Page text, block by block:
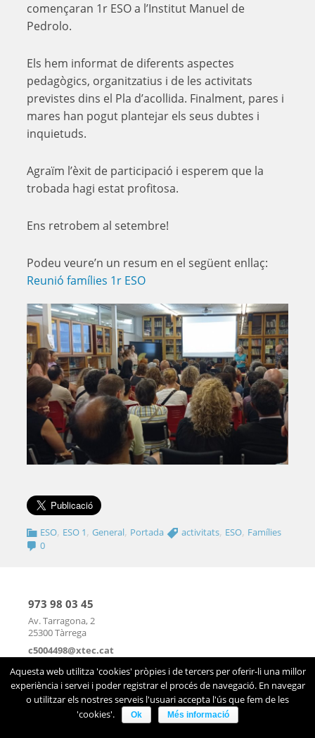
començaran 1r ESO a l’Institut Manuel de
Pedrolo.
Els hem informat de diferents aspectes
pedagògics, organitzatius i de les activitats
previstes dins el Pla d’acollida. Finalment, pares i
mares han pogut plantejar els seus dubtes i
inquietuds.
Agraïm l’èxit de participació i esperem que la
trobada hagi estat profitosa.
Ens retrobem al setembre!
Podeu veure’n un resum en el següent enllaç:
Reunió famílies 1r ESO
ESO, ESO 1, General, Portada activitats, ESO, Famílies
0
973 98 03 45
Av. Tarragona, 2
25300 Tàrrega
c5004498@xtec.cat
mapa
| contacte
Sobre el web|©2026 Infoself Group |WordPress
Aquesta web utilitza 'cookies' pròpies i de tercers per oferir-li una millor
experiència i servei i poder registrar el procés de navegació. En navegar
o utilitzar els nostres serveis l'usuari accepta l'ús que fem de les
'cookies'.
Ok Més informació